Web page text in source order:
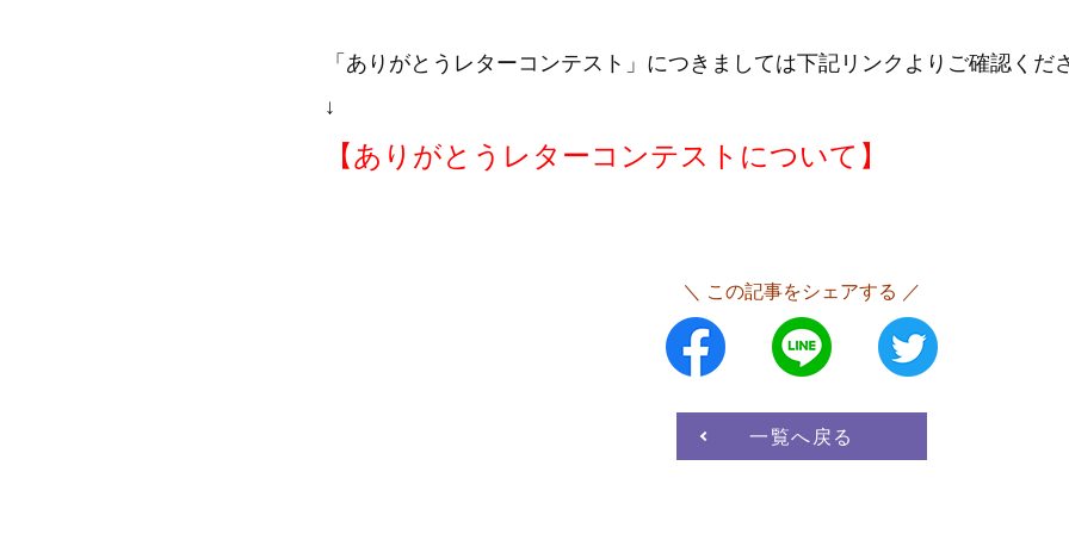
「ありがとうレターコンテスト」につきましては下記リンクよりご確認くだ
↓
【ありがとうレターコンテストについて】
＼ この記事をシェアする ／
一覧へ戻る